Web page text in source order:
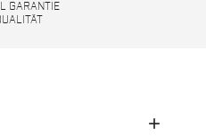
GARANTIE